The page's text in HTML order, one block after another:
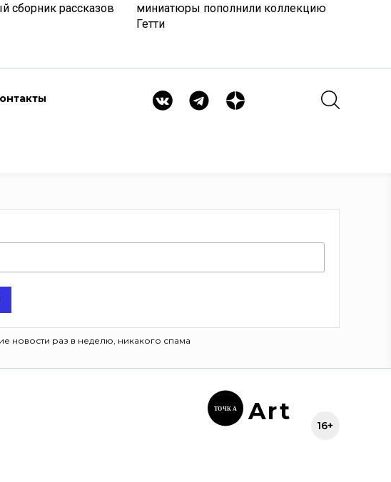
сборник рассказов
миниатюры пополнили коллекцию
Гетти
новости раз в неделю, никакого спама
ТОЧК А Art
16+